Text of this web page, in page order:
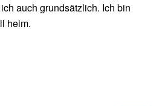
auch grundsätzlich. Ich bin
heim.